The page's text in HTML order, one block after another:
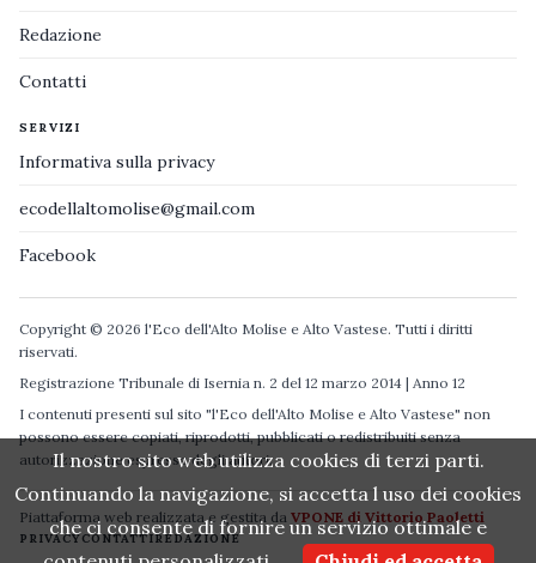
Redazione
Contatti
SERVIZI
Informativa sulla privacy
ecodellaltomolise@gmail.com
Facebook
Copyright © 2026 l'Eco dell'Alto Molise e Alto Vastese. Tutti i diritti
riservati.
Registrazione Tribunale di Isernia n. 2 del 12 marzo 2014 | Anno 12
I contenuti presenti sul sito "l'Eco dell'Alto Molise e Alto Vastese" non
possono essere copiati, riprodotti, pubblicati o redistribuiti senza
autorizzazione espressa degli autori.
Piattaforma web realizzata e gestita da VPONE di Vittorio Paoletti
PRIVACYCONTATTIREDAZIONE
Il nostro sito web utilizza cookies di terzi parti.
Continuando la navigazione, si accetta l uso dei cookies
che ci consente di fornire un servizio ottimale e